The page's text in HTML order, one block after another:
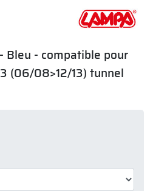
Bleu - compatible pour
(06/08>12/13) tunnel